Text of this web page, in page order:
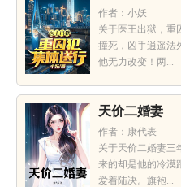
作者：小妖
关于医王出狱，重
撞死，凶手逍遥法
他无力改变！两...
天价二婚妻
作者：康代表
关于天价二婚妻三
来的却是他的冷漠
爱着陆决。旗袍...